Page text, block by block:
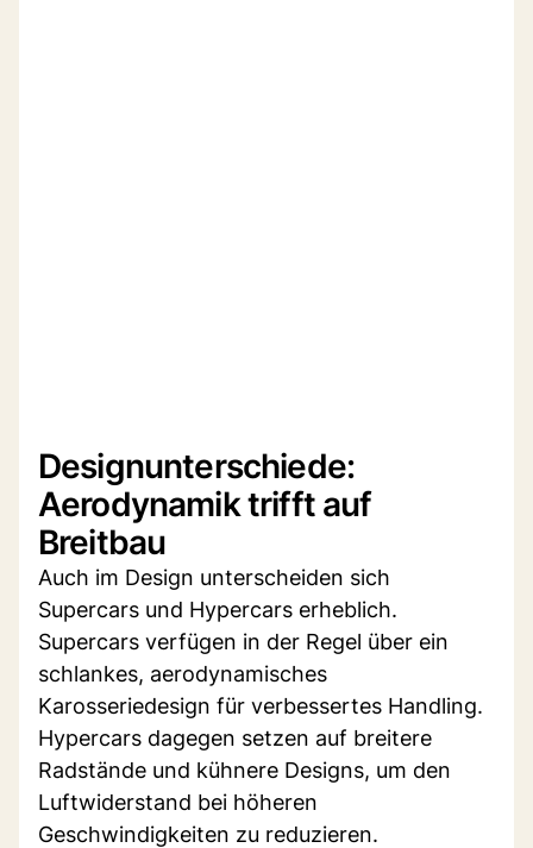
Designunterschiede:
Aerodynamik trifft auf
Breitbau
Auch im Design unterscheiden sich
Supercars und Hypercars erheblich.
Supercars verfügen in der Regel über ein
schlankes, aerodynamisches
Karosseriedesign für verbessertes Handling.
Hypercars dagegen setzen auf breitere
Radstände und kühnere Designs, um den
Luftwiderstand bei höheren
Geschwindigkeiten zu reduzieren.